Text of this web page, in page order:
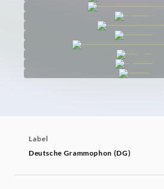
Label
Deutsche Grammophon (DG)